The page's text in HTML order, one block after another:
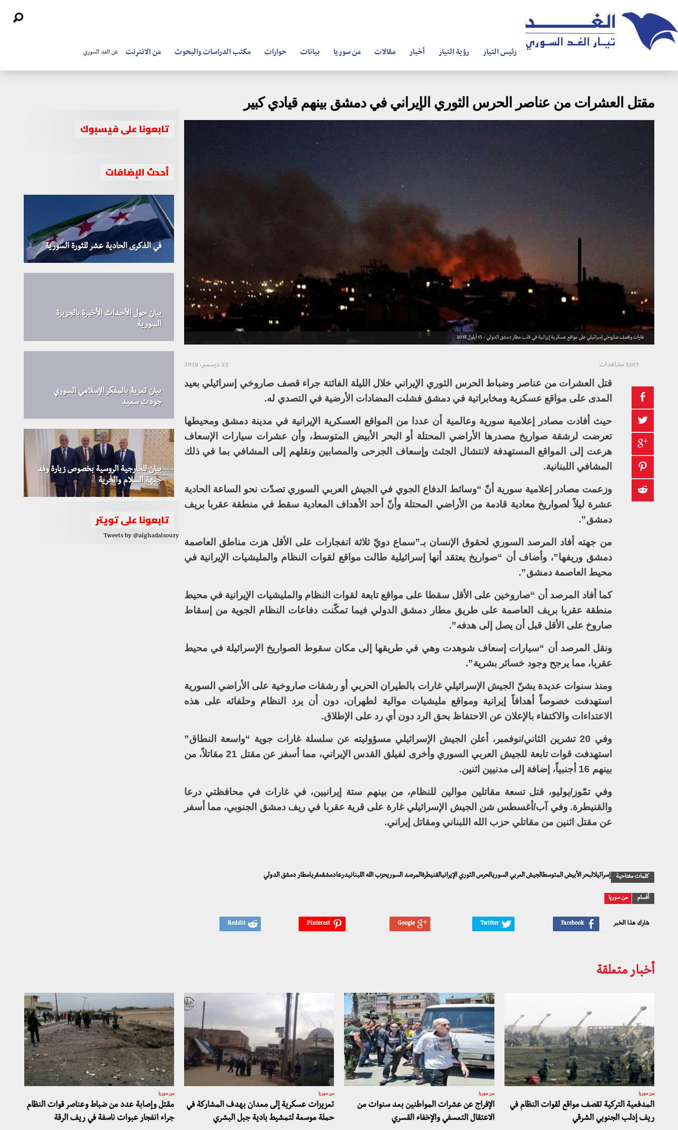
رئيس التيار رؤية التيار أخبار مقالات من سوريا بيانات حوارات مكتب الدراسات والبحوث من الانترنت عن الغد السوري
مقتل العشرات من عناصر الحرس الثوري الإيراني في دمشق بينهم قيادي كبير
غارات وقصف صاروخي إسرائيلي على مواقع عسكرية إيرانية في قلب مطار دمشق الدولي - 15 أيلول 2018
23 ديسمبر، 2019 3305 مشاهدات
قتل العشرات من عناصر وضباط الحرس الثوري الإيراني خلال الليلة الفائتة جراء قصف صاروخي إسرائيلي بعيد
المدى على مواقع عسكرية ومخابراتية في دمشق فشلت المضادات الأرضية في التصدي له.
حيث أفادت مصادر إعلامية سورية وعالمية أن عددا من المواقع العسكرية الإيرانية في مدينة دمشق ومحيطها
تعرضت لرشقة صواريخ مصدرها الأراضي المحتلة أو البحر الأبيض المتوسط، وأن عشرات سيارات الإسعاف
هرعت إلى المواقع المستهدفة لانتشال الجثث وإسعاف الجرحى والمصابين ونقلهم إلى المشافي بما في ذلك
المشافي اللبنانية.
وزعمت مصادر إعلامية سورية أنّ “وسائط الدفاع الجوي في الجيش العربي السوري تصدّت نحو الساعة الحادية
عشرة ليلاً لصواريخ معادية قادمة من الأراضي المحتلة وأنّ أحد الأهداف المعادية سقط في منطقة عقربا بريف
دمشق”.
من جهته أفاد المرصد السوري لحقوق الإنسان بـ”سماع دويّ ثلاثة انفجارات على الأقل هزت مناطق العاصمة
دمشق وريفها”، وأضاف أن “صواريخ يعتقد أنها إسرائيلية طالت مواقع لقوات النظام والمليشيات الإيرانية في
محيط العاصمة دمشق”.
كما أفاد المرصد أن “صاروخين على الأقل سقطا على مواقع تابعة لقوات النظام والمليشيات الإيرانية في محيط
منطقة عقربا بريف العاصمة على طريق مطار دمشق الدولي فيما تمكّنت دفاعات النظام الجوية من إسقاط
صاروخ على الأقل قبل أن يصل إلى هدفه”.
ونقل المرصد أن “سيارات إسعاف شوهدت وهي في طريقها إلى مكان سقوط الصواريخ الإسرائيلة في محيط
عقربا، مما يرجح وجود خسائر بشرية”.
ومنذ سنوات عديدة يشنّ الجيش الإسرائيلي غارات بالطيران الحربي أو رشقات صاروخية على الأراضي السورية
استهدفت خصوصاً أهدافاً إيرانية ومواقع مليشيات موالية لطهران، دون أن يرد النظام وحلفائه على هذه
الاعتداءات والاكتفاء بالإعلان عن الاحتفاظ بحق الرد دون أي رد على الإطلاق.
وفي 20 تشرين الثاني/نوفمبر، أعلن الجيش الإسرائيلي مسؤوليته عن سلسلة غارات جوية “واسعة النطاق”
استهدفت قوات تابعة للجيش العربي السوري وأخرى لفيلق القدس الإيراني، مما أسفر عن مقتل 21 مقاتلاً، من
بينهم 16 أجنبياً، إضافة إلى مدنيين اثنين.
وفي تمّوز/يوليو، قتل تسعة مقاتلين موالين للنظام، من بينهم ستة إيرانيين، في غارات في محافظتي درعا
والقنيطرة. وفي آب/أغسطس شن الجيش الإسرائيلي غارة على قرية عقربا في ريف دمشق الجنوبي، مما أسفر
عن مقتل اثنين من مقاتلي حزب الله اللبناني ومقاتل إيراني.
كلمات مفتاحية إسرائيلالبحر الأبيض المتوسطالجيش العربي السوريالحرس الثوري الإيرانيالقنيطرةالمرصد السوريحزب الله اللبنانيدرعادمشقعقربامطار دمشق الدولي
أقسام من سوريا
شارك هذا الخبر
تابعونا على فيسبوك
أحدث الإضافات
في الذكرى الحادية عشر للثورة السورية
بيان حول الأحداث الأخيرة بالجزيرة
السورية
بيان تعزية بالمفكر الإسلامي السوري
جودت سعيد
بيان للخارجية الروسية بخصوص زيارة وفد
جبهة السلام والحرية
تابعونا على تويتر
Tweets by @alghadalsoury
أخبار متعلقة
من سوريا
المدفعية التركية تقصف مواقع لقوات النظام في
ريف إدلب الجنوبي الشرقي
من سوريا
الإفراج عن عشرات المواطنين بعد سنوات من
الاعتقال التعسفي والإخفاء القسري
من سوريا
تعزيزات عسكرية إلى معدان بهدف المشاركة في
حملة موسعة لتمشيط بادية جبل البشري
من سوريا
مقتل وإصابة عدد من ضباط وعناصر قوات النظام
جراء انفجار عبوات ناسفة في ريف الرقة